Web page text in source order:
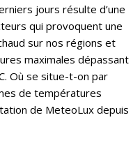
jours résulte d’une
qui provoquent une
sur nos régions et
maximales dépassant
Où se situe-t-on par
de températures
de MeteoLux depuis